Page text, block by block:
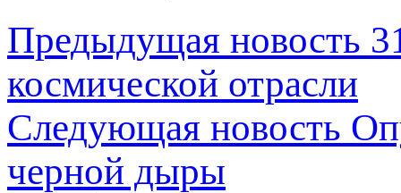
Предыдущая новость
космической отрасли
Следующая новость
черной дыры